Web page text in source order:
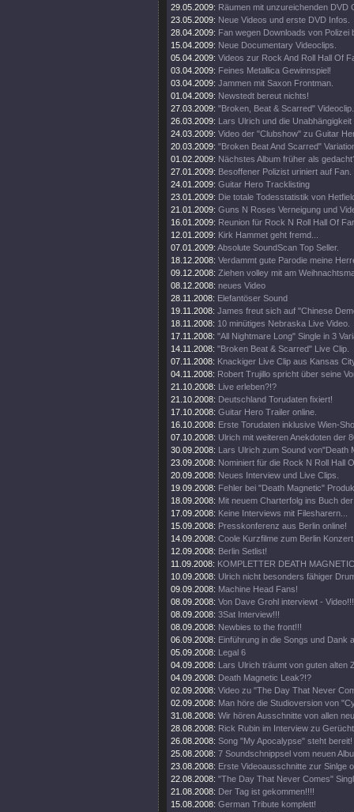
29.05.2009: Räumen mit unzureichenden DVD
23.05.2009: Neue Videos und erste DVD Infos.
28.04.2009: Fan wegen Downloads von Polizei
15.04.2009: Neue Documentary Videoclips.
05.04.2009: Videos zur Rock And Roll Hall Of
03.04.2009: Feines Metallica Gewinnspiel!
03.04.2009: Jammen mit Saxon Frontman.
01.04.2009: Newstedt bereut nichts!
27.03.2009: "Broken, Beat & Scarred" Videoclip.
26.03.2009: Lars Ulrich und die Unabhängigkeit
24.03.2009: Video der "Clubshow" zu Guitar
20.03.2009: "Broken Beat And Scarred"
01.02.2009: Nächstes Album früher als
27.01.2009: Besoffener Polizist uriniert auf Fan.
24.01.2009: Guitar Hero Tracklisting
23.01.2009: Die totale Todesstatistik von
21.01.2009: Guns N Roses Verneigung und
16.01.2009: Reunion für Rock N Roll Hall Of
12.01.2009: Kirk Hammet geht fremd...
07.01.2009: Absolute SoundScan Top Seller.
18.12.2008: Verdammt gute Parodie meine
09.12.2008: Ziehen volley mit am
08.12.2008: neues Video
28.11.2008: Elefantöser Sound
19.11.2008: James freut sich auf "Chinese
18.11.2008: 10 minütiges Nebraska Live Video.
17.11.2008: "All Nightmare Long" Single in 3
14.11.2008: "Broken Beat & Scarred" Live Clip.
07.11.2008: Knackiger Live Clip aus Kansas
04.11.2008: Robert Trujillo spricht über seine
21.10.2008: Live erleben?!?
21.10.2008: Deutschland Torudaten fixiert!
17.10.2008: Guitar Hero Trailer online.
16.10.2008: Erste Torudaten inklusive Wien-
07.10.2008: Ulrich mit weiteren Anekdoten der
30.09.2008: Lars Ulrich zum Sound von"Death
23.09.2008: Nominiert für die Rock N Roll Hall
20.09.2008: Neues Interview und Live Clips.
19.09.2008: Fehler bei "Death Magnetic"
18.09.2008: Mit neuem Charterfolg ins Buch
17.09.2008: Keine Interviews mit Filesharern...
15.09.2008: Presskonferenz aus Berlin online!
14.09.2008: Coole Kurzfilme zum Berlin
12.09.2008: Berlin Setlist!
11.09.2008: KOMPLETTER DEATH
10.09.2008: Ulrich nicht besonders fähiger
09.09.2008: Machine Head Fans!
08.09.2008: Von Dave Grohl interviewt - Video!!!
08.09.2008: 3Sat Interview!!!
08.09.2008: Newbies to the front!!!
06.09.2008: Einführung in die Songs und Dank
05.09.2008: Legal 6
04.09.2008: Lars Ulrich träumt von guten alten
04.09.2008: Death Magnetic Leak?!?
02.09.2008: Video zu "The Day That Never
02.09.2008: Man höre die Studioversion von
31.08.2008: Wir hören Ausschnitte von allen
28.08.2008: Rick Rubin im Interview zu
26.08.2008: Song "My Apocalypse" steht bereit!
25.08.2008: 7 Soundschnippsel vom neuen
23.08.2008: Erste Videoausschnitte zur Sinlge
22.08.2008: "The Day That Never Comes"
21.08.2008: Der Tag ist gekommen!!!!
15.08.2008: German Tribute komplett!